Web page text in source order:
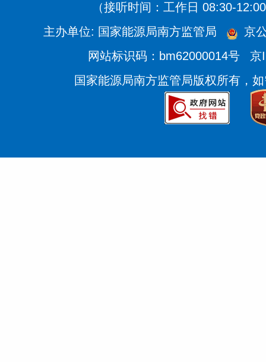
（接听时间：工作日 08:30-
主办单位: 国家能源局南方监管局
京
网站标识码：bm62000014号
京
国家能源局南方监管局版权所有，